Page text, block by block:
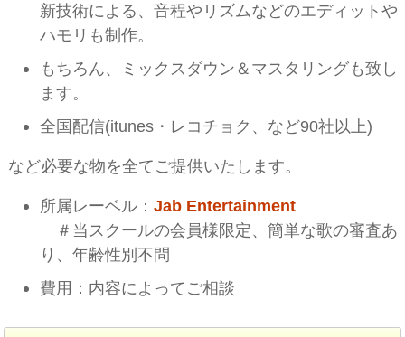
新技術による、音程やリズムなどのエディットや
ハモリも制作。
もちろん、ミックスダウン＆マスタリングも致し
ます。
全国配信(itunes・レコチョク、など90社以上)
など必要な物を全てご提供いたします。
所属レーベル：Jab Entertainment
＃当スクールの会員様限定、簡単な歌の審査あ
り、年齢性別不問
費用：内容によってご相談